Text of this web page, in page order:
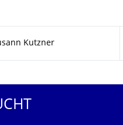
Kutzner